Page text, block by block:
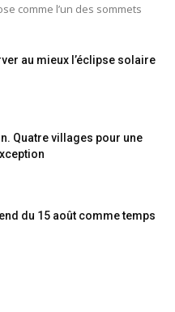
comme l’un des sommets
au mieux l’éclipse solaire
Quatre villages pour une
du 15 août comme temps